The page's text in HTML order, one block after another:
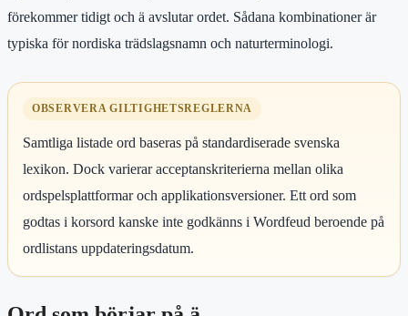
förekommer tidigt och ä avslutar ordet. Sådana kombinationer är
typiska för nordiska trädslagsnamn och naturterminologi.
OBSERVERA GILTIGHETSREGLERNA
Samtliga listade ord baseras på standardiserade svenska
lexikon. Dock varierar acceptanskriterierna mellan olika
ordspelsplattformar och applikationsversioner. Ett ord som
godtas i korsord kanske inte godkänns i Wordfeud beroende på
ordlistans uppdateringsdatum.